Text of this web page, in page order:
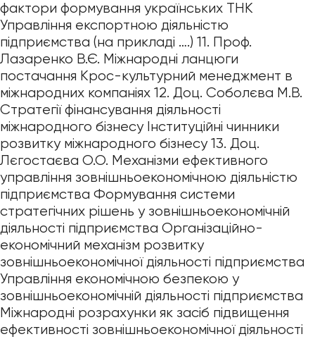
фактори формування українських ТНК
Управління експортною діяльністю
підприємства (на прикладі ….) 11. Проф.
Лазаренко В.Є. Міжнародні ланцюги
постачання Крос-культурний менеджмент в
міжнародних компаніях 12. Доц. Соболєва М.В.
Стратегії фінансування діяльності
міжнародного бізнесу Інституційні чинники
розвитку міжнародного бізнесу 13. Доц.
Лєгостаєва О.О. Механізми ефективного
управління зовнішньоекономічною діяльністю
підприємства Формування системи
cтратегічних рішень у зовнішньоекономічній
діяльності підприємства Організаційно-
економічний механізм розвитку
зовнішньоекономічної діяльності підприємства
Управління економічною безпекою у
зовнішньоекономічній діяльності підприємства
Міжнародні розрахунки як засіб підвищення
ефективності зовнішньоекономічної діяльності